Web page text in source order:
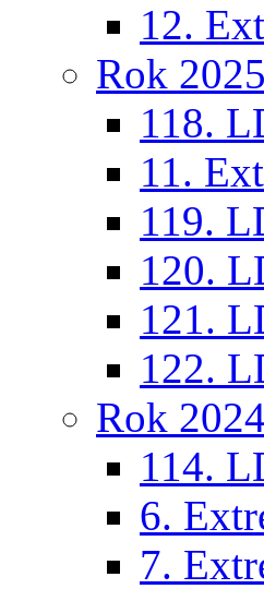
12.
Rok 2025
118.
11.
119.
120.
121.
122.
Rok 2024
114.
6.
7.